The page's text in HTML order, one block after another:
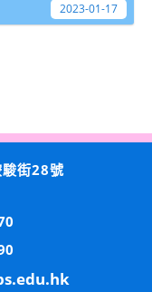
2023-01-17
街28號